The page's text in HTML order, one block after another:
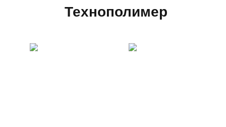
Технополимер